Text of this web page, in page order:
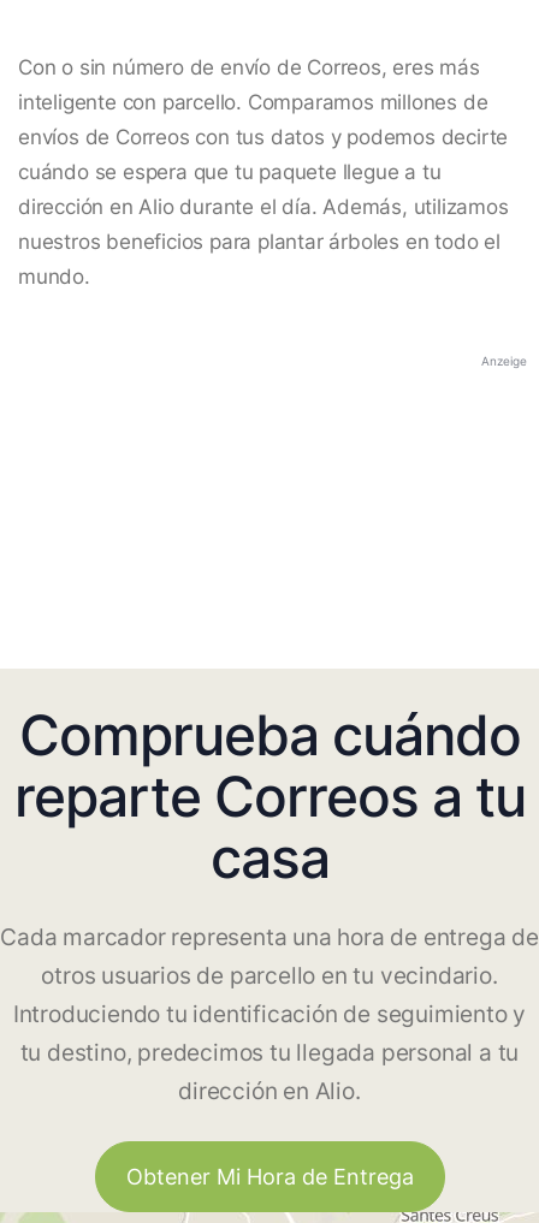
Con o sin número de envío de Correos, eres más
inteligente con parcello. Comparamos millones de
envíos de Correos con tus datos y podemos decirte
cuándo se espera que tu paquete llegue a tu
dirección en Alio durante el día. Además, utilizamos
nuestros beneficios para plantar árboles en todo el
mundo.
Anzeige
Comprueba cuándo
reparte Correos a tu
casa
Cada marcador representa una hora de entrega de
otros usuarios de parcello en tu vecindario.
Introduciendo tu identificación de seguimiento y
tu destino, predecimos tu llegada personal a tu
dirección en Alio.
Obtener Mi Hora de Entrega